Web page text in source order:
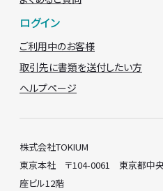
ログイン
ご利用中のお客様
取引先に書類を送付したい方
ヘルプページ
株式会社TOKIUM
東京本社 〒104-0061 東京都中
座ビル12階